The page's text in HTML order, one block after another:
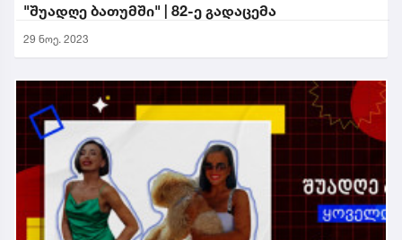
"შუადღე ბათუმში" | 82-ე გადაცემა
29 ნოე. 2023